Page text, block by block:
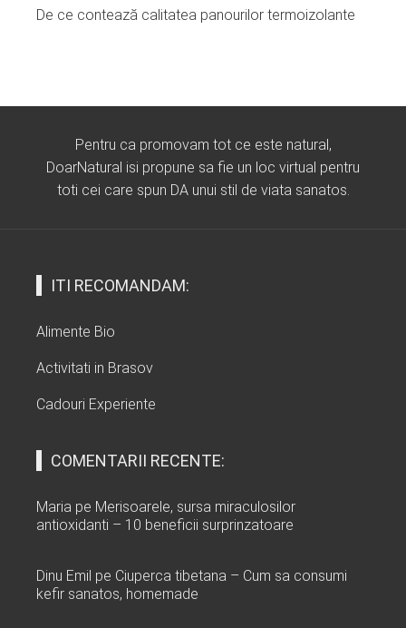
De ce contează calitatea panourilor termoizolante
Pentru ca promovam tot ce este natural,
DoarNatural isi propune sa fie un loc virtual pentru
toti cei care spun DA unui stil de viata sanatos.
ITI RECOMANDAM:
Alimente Bio
Activitati in Brasov
Cadouri Experiente
COMENTARII RECENTE:
Maria pe Merisoarele, sursa miraculosilor
antioxidanti – 10 beneficii surprinzatoare
Dinu Emil pe Ciuperca tibetana – Cum sa consumi
kefir sanatos, homemade